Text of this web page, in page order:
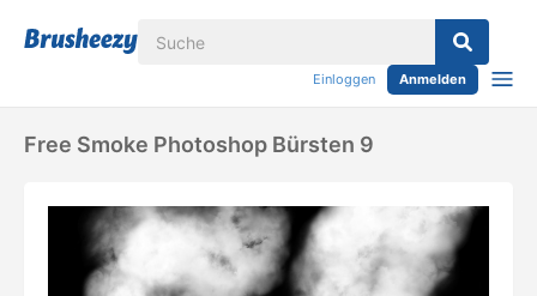
Einloggen Anmelden
Free Smoke Photoshop Bürsten 9